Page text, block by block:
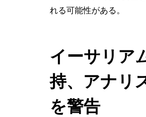
れる可能性がある。
イーサリア
持、アナリ
を警告